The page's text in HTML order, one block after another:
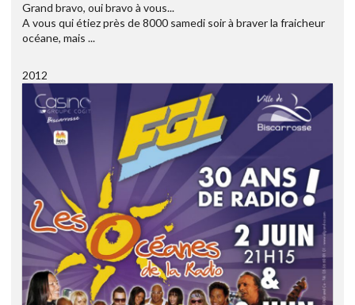
Grand bravo, oui bravo à vous...
A vous qui étiez près de 8000 samedi soir à braver la fraicheur
océane, mais ...
2012